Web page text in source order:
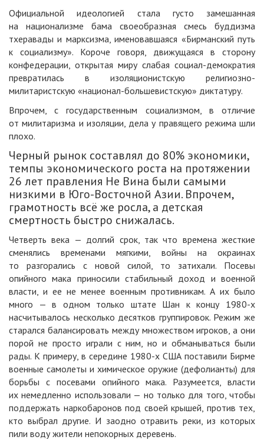
Официальной идеологией стала густо замешанная
на национализме бама своеобразная смесь буддизма
тхеравады и марксизма, именовавшаяся «Бирманский путь
к социализму». Короче говоря, движущаяся в сторону
конфедерации, открытая миру слабая социал-демократия
превратилась в изоляционистскую религиозно-
милитаристскую «национал-большевистскую» диктатуру.
Впрочем, с государственным социализмом, в отличие
от милитаризма и изоляции, дела у правящего режима шли
плохо.
Черный рынок составлял до 80% экономики,
темпы экономического роста на протяжении
26 лет правления Не Вина были самыми
низкими в Юго-Восточной Азии. Впрочем,
грамотность всё же росла, а детская
смертность быстро снижалась.
Четверть века — долгий срок, так что времена жесткие
сменялись временами мягкими, войны на окраинах
то разгорались с новой силой, то затихали. Посевы
опийного мака приносили стабильный доход и военной
власти, и ее не менее военным противникам. А их было
много — в одном только штате Шан к концу 1980-х
насчитывалось несколько десятков группировок. Режим же
старался балансировать между множеством игроков, а они
порой не просто играли с ним, но и обманываться были
рады. К примеру, в середине 1980-х США поставили Бирме
военные самолеты и химическое оружие (дефолианты) для
борьбы с посевами опийного мака. Разумеется, власти
их немедленно использовали — но только для того, чтобы
поддержать наркобаронов под своей крышей, против тех,
кто выбрал другие. И заодно отравить реки, из которых
пили воду жители непокорных деревень.